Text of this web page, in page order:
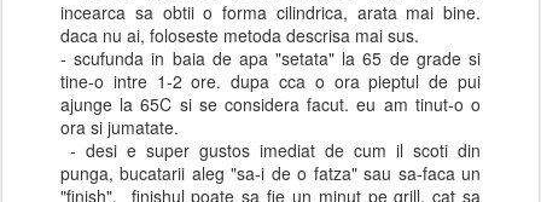
incearca sa obtii o forma cilindrica, arata mai bine.
daca nu ai, foloseste metoda descrisa mai sus.
- scufunda in baia de apa "setata" la 65 de grade si
tine-o intre 1-2 ore. dupa cca o ora pieptul de pui
ajunge la 65C si se considera facut. eu am tinut-o o
ora si jumatate.
- desi e super gustos imediat de cum il scoti din
punga, bucatarii aleg "sa-i de o fatza" sau sa-faca un
"finish". finishul poate sa fie un minut pe grill, cat sa